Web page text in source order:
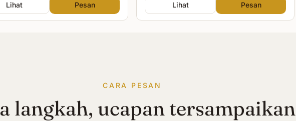
Lihat Pesan
Lihat
Pesan
CARA PESAN
langkah, ucapan tersampaikan